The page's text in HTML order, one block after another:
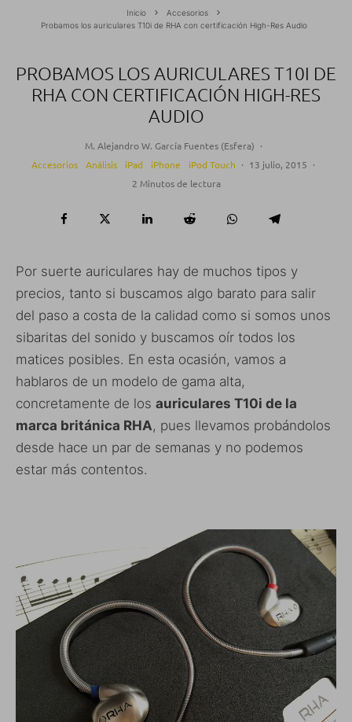
Inicio
Accesorios
Probamos los auriculares T10i de RHA con certificación High-Res Audio
PROBAMOS LOS AURICULARES T10I DE
RHA CON CERTIFICACIÓN HIGH-RES
AUDIO
M. Alejandro W. García Fuentes (Esfera) ·
Accesorios
Análisis iPad iPhone iPod Touch · 13 julio, 2015 ·
2 Minutos de lectura
Por suerte auriculares hay de muchos tipos y
precios, tanto si buscamos algo barato para salir
del paso a costa de la calidad como si somos unos
sibaritas del sonido y buscamos oír todos los
matices posibles. En esta ocasión, vamos a
hablaros de un modelo de gama alta,
concretamente de los auriculares T10i de la
marca británica RHA, pues llevamos probándolos
desde hace un par de semanas y no podemos
estar más contentos.